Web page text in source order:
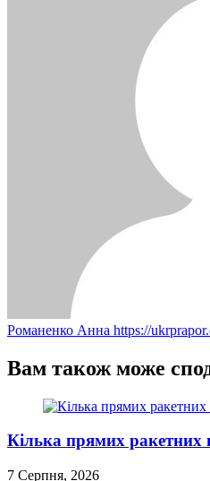
Романенко Анна https://
Вам також може
Кілька прямих ракетних
7 Серпня, 2026